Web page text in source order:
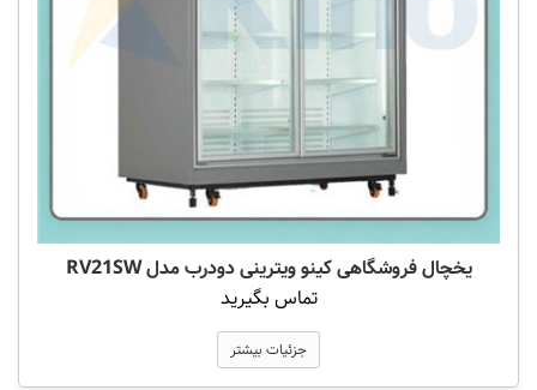
یخچال فروشگاهی کینو ویترینی دودرب مدل RV21SW
تماس بگیرید
جزئیات بیشتر